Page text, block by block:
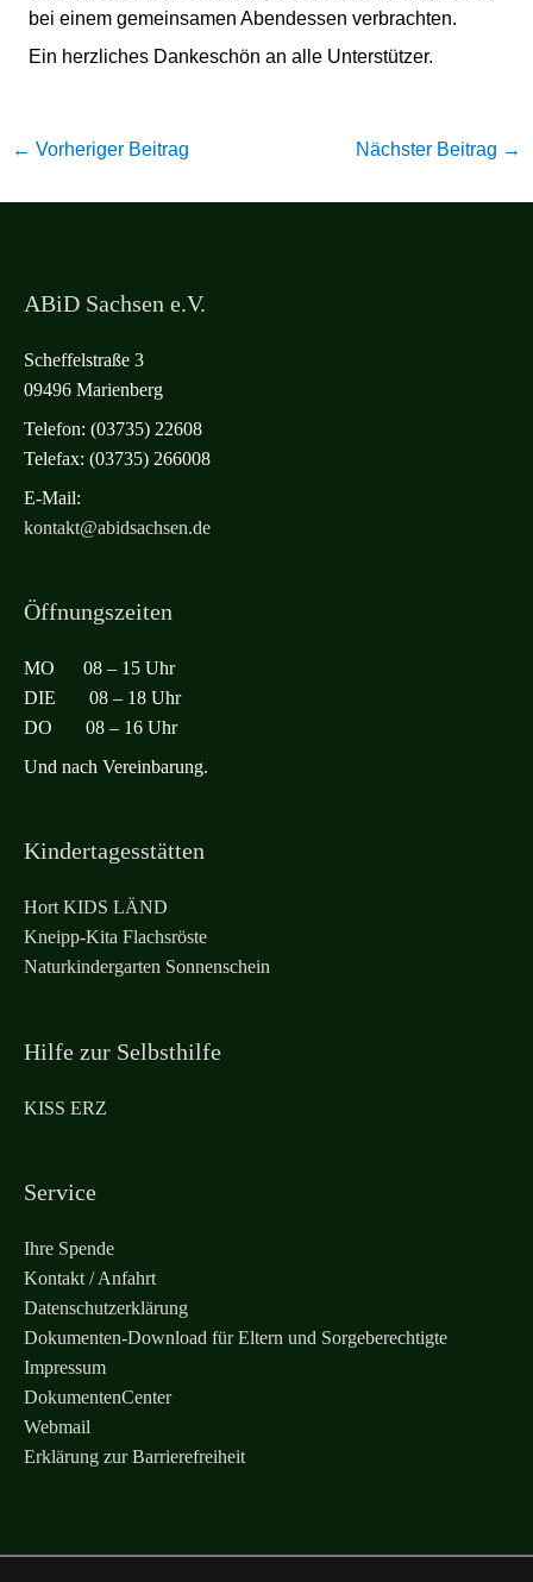
bei einem gemeinsamen Abendessen verbrachten.
Ein herzliches Dankeschön an alle Unterstützer.
← Vorheriger Beitrag Nächster Beitrag →
ABiD Sachsen e.V.
Scheffelstraße 3
09496 Marienberg
Telefon: (03735) 22608
Telefax: (03735) 266008
E-Mail:
kontakt@abidsachsen.de
Öffnungszeiten
MO 08 – 15 Uhr
DIE 08 – 18 Uhr
DO 08 – 16 Uhr
Und nach Vereinbarung.
Kindertagesstätten
Hort KIDS LÄND
Kneipp-Kita Flachsröste
Naturkindergarten Sonnenschein
Hilfe zur Selbsthilfe
KISS ERZ
Service
Ihre Spende
Kontakt / Anfahrt
Datenschutzerklärung
Dokumenten-Download für Eltern und Sorgeberechtigte
Impressum
DokumentenCenter
Webmail
Erklärung zur Barrierefreiheit